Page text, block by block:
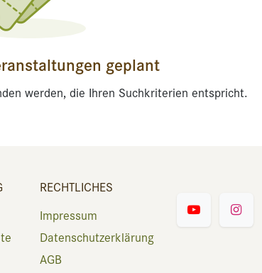
geplant
werden, die Ihren Suchkriterien entspricht.
RECHTLICHES
Impressum
Datenschutzerklärung
AGB